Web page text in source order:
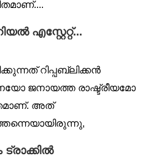
എസ്റ്റേറ്റ്...
റിപ്പബ്ലിക്കൻ
ജനായത്ത രാഷ്ട്രീയമോ
അത്